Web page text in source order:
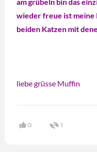
wieder freue ist meine
beiden Katzen mit
liebe grüsse Muffin
0 1